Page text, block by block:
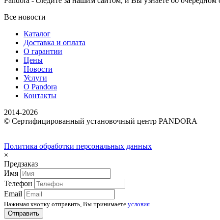
Все новости
Каталог
Доставка и оплата
О гарантии
Цены
Новости
Услуги
О Pandora
Контакты
2014-2026
© Сертифицированный установочный центр PANDORA
Политика обработки персональных данных
×
Предзаказ
Имя
Телефон
Email
Нажимая кнопку отправить, Вы принимаете условия